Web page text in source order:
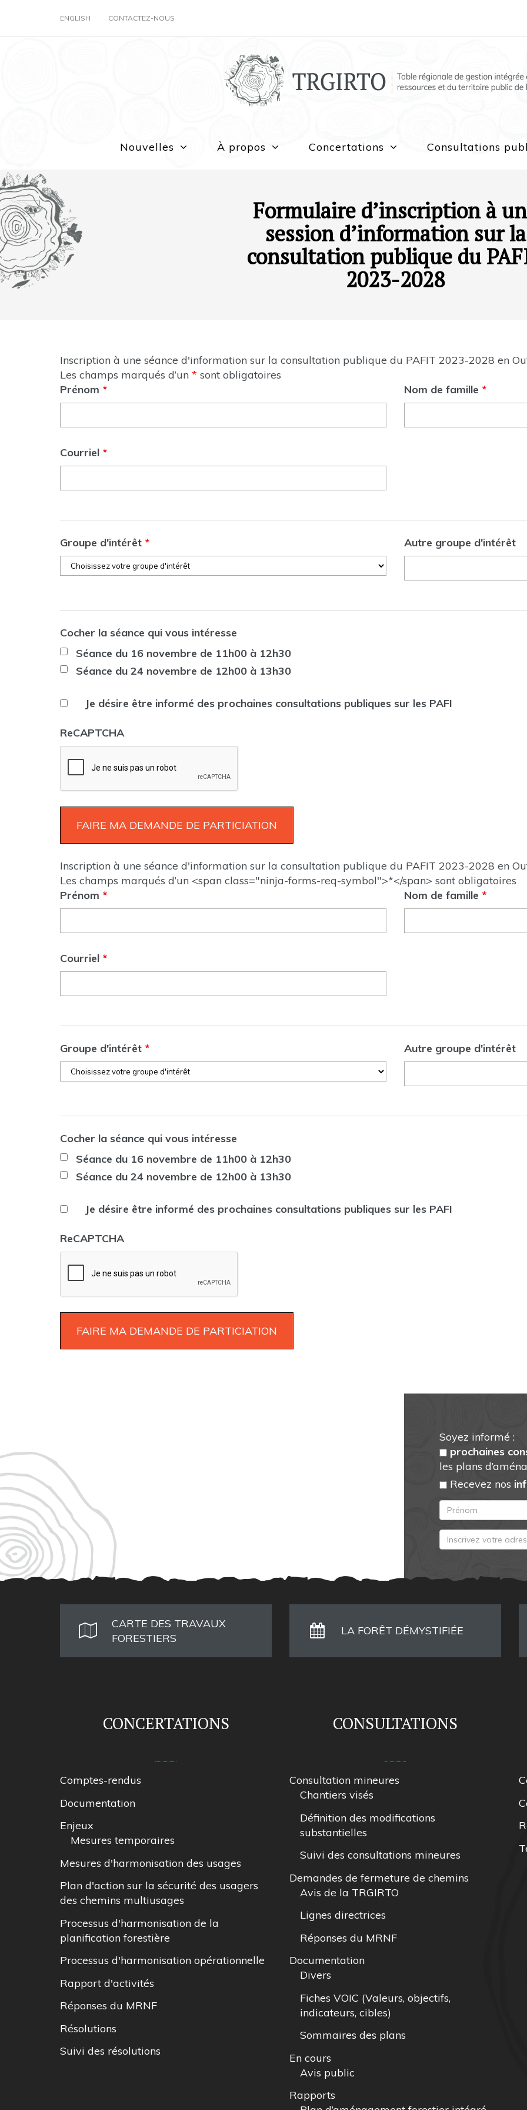
ENGLISH CONTACTEZ-NOUS
Nouvelles À propos Concertations Consultations
Formulaire d’inscription à
session d’information sur la
consultation publique du
2023-2028
Inscription à une séance d'information sur la consultation publique du PAFIT 2023-2028 en
Les champs marqués d’un * sont obligatoires
Prénom * Nom de famille *
Courriel *
Groupe d'intérêt * Autre groupe d'intérêt
Cocher la séance qui vous intéresse
Séance du 16 novembre de 11h00 à 12h30
Séance du 24 novembre de 12h00 à 13h30
Je désire être informé des prochaines consultations publiques sur les PAFI
ReCAPTCHA
Inscription à une séance d'information sur la consultation publique du PAFIT 2023-2028 en
Les champs marqués d’un <span class="ninja-forms-req-symbol">*</span> sont obligatoires
Prénom * Nom de famille *
Courriel *
Groupe d'intérêt * Autre groupe d'intérêt
Cocher la séance qui vous intéresse
Séance du 16 novembre de 11h00 à 12h30
Séance du 24 novembre de 12h00 à 13h30
Je désire être informé des prochaines consultations publiques sur les PAFI
ReCAPTCHA
Soyez informé :
prochaines
les plans
Recevez nos
CARTE DES TRAVAUX
FORESTIERS
LA FORÊT DÉMYSTIFIÉE
CONCERTATIONS
Comptes-rendus
Documentation
Enjeux
Mesures temporaires
Mesures d'harmonisation des usages
Plan d'action sur la sécurité des usagers
des chemins multiusages
Processus d'harmonisation de la
planification forestière
Processus d'harmonisation opérationnelle
Rapport d'activités
Réponses du MRNF
Résolutions
Suivi des résolutions
CONSULTATIONS
Consultation mineures
Chantiers visés
Définition des modifications
substantielles
Suivi des consultations mineures
Demandes de fermeture de chemins
Avis de la TRGIRTO
Lignes directrices
Réponses du MRNF
Documentation
Divers
Fiches VOIC (Valeurs, objectifs,
indicateurs, cibles)
Sommaires des plans
En cours
Avis public
Rapports